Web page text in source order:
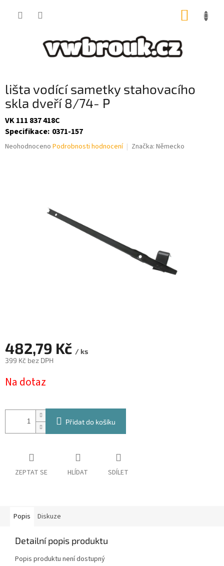
lišta vodící sametky stahovacího
skla dveří 8/74- P
VK 111 837 418C
Specifikace: 0371-157
Průměrné
Neohodnoceno Podrobnosti hodnocení Značka: Německo
482,79 Kč / ks
399 Kč bez DPH
cena:
Na dotaz
Přidat do košíku
ZEPTAT SE HLÍDAT SDÍLET
Popis Diskuze
Detailní popis produktu
Popis produktu není dostupný